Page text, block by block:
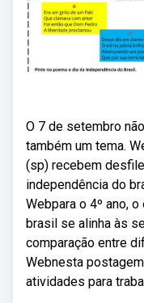
O 7 de setembro
também um tema.
(sp) recebem
independência do
Webpara o 4º ano,
brasil se alinha às
comparação entre
Webnesta
atividades para